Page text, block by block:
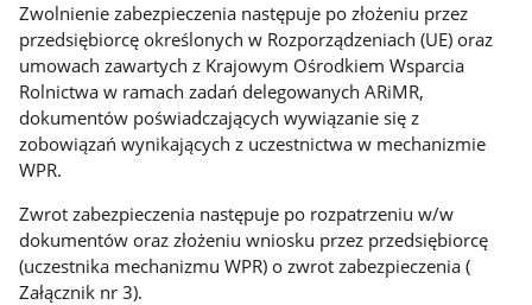
Zwolnienie zabezpieczenia następuje po złożeniu przez
przedsiębiorcę określonych w Rozporządzeniach (UE) oraz
umowach zawartych z Krajowym Ośrodkiem Wsparcia
Rolnictwa w ramach zadań delegowanych ARiMR,
dokumentów poświadczających wywiązanie się z
zobowiązań wynikających z uczestnictwa w mechanizmie
WPR.
Zwrot zabezpieczenia następuje po rozpatrzeniu w/w
dokumentów oraz złożeniu wniosku przez przedsiębiorcę
(uczestnika mechanizmu WPR) o zwrot zabezpieczenia (
Załącznik nr 3).